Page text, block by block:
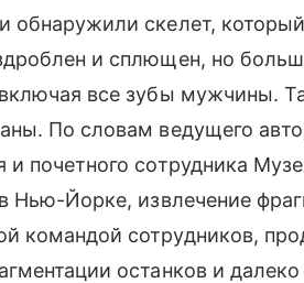
обнаружили скелет,
и сплющен, но
все зубы мужчины.
По словам ведущего
и почетного сотрудника
Нью-Йорке, извлечение
командой сотрудников,
останков и